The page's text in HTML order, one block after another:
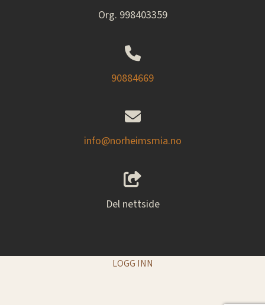
Org. 998403359
90884669
info@norheimsmia.no
Del nettside
LOGG INN